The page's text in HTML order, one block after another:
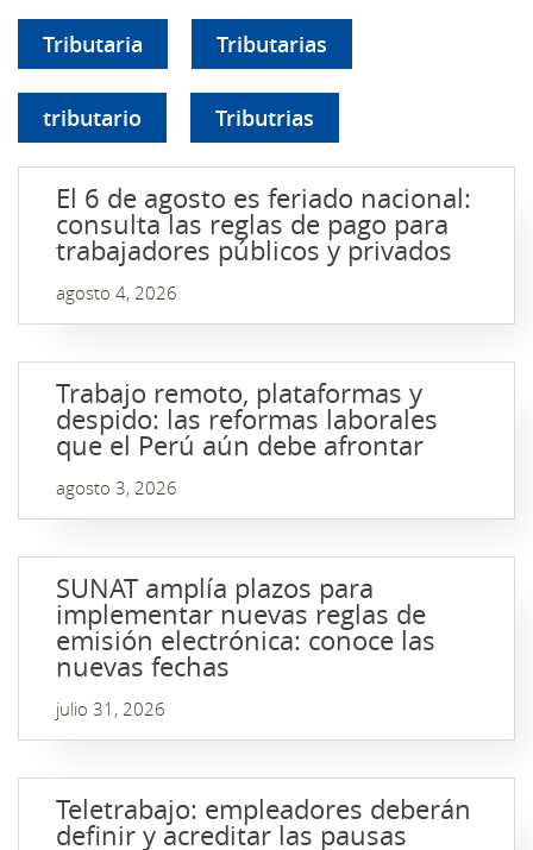
Tributaria Tributarias
tributario Tributrias
El 6 de agosto es feriado nacional:
consulta las reglas de pago para
trabajadores públicos y privados
agosto 4, 2026
Trabajo remoto, plataformas y
despido: las reformas laborales
que el Perú aún debe afrontar
agosto 3, 2026
SUNAT amplía plazos para
implementar nuevas reglas de
emisión electrónica: conoce las
nuevas fechas
julio 31, 2026
Teletrabajo: empleadores deberán
definir y acreditar las pausas